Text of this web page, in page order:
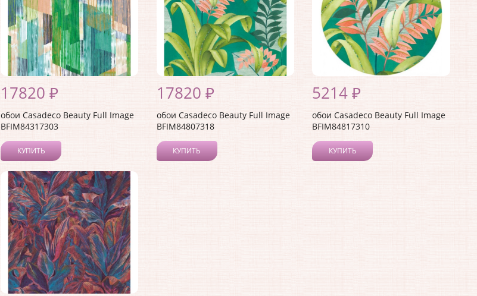
17820 ₽
обои Casadeco Beauty Full Image
BFIM84317303
КУПИТЬ
17820 ₽
обои Casadeco Beauty Full Image
BFIM84807318
КУПИТЬ
5214 ₽
обои Casadeco Beauty Full Image
BFIM84817310
КУПИТЬ